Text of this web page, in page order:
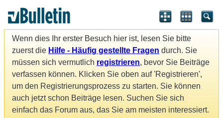
Wenn dies Ihr erster Besuch hier ist, lesen Sie bitte
zuerst die Hilfe - Häufig gestellte Fragen durch. Sie
müssen sich vermutlich registrieren, bevor Sie Beiträge
verfassen können. Klicken Sie oben auf 'Registrieren',
um den Registrierungsprozess zu starten. Sie können
auch jetzt schon Beiträge lesen. Suchen Sie sich
einfach das Forum aus, das Sie am meisten interessiert.